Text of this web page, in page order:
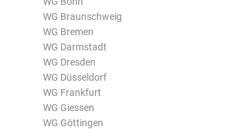
WG Braunschweig
WG Bremen
WG Darmstadt
WG Dresden
WG Düsseldorf
WG Frankfurt
WG Giessen
WG Göttingen